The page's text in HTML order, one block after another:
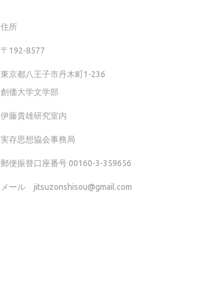
住所
〒192-8577
東京都八王子市丹木町1-236
創価大学文学部
伊藤貴雄研究室内
実存思想協会事務局
郵便振替口座番号 00160-3-359656
メール jitsuzonshisou@gmail.com